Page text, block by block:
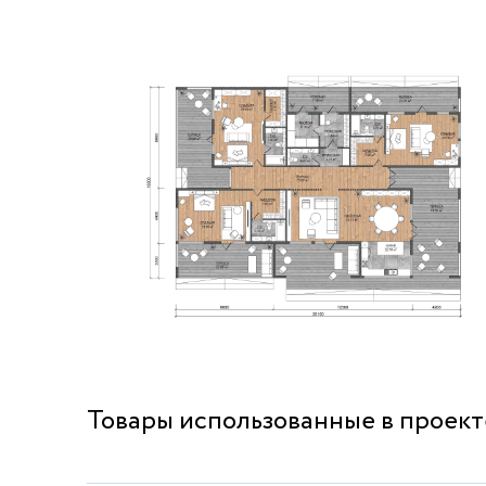
Товары использованные в